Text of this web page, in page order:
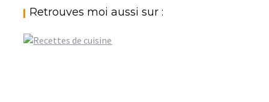
Retrouves moi aussi sur :